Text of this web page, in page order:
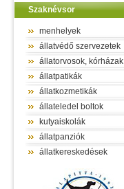
Szaknévsor
menhelyek
állatvédő szervezetek
állatorvosok, kórházak
állatpatikák
állatkozmetikák
állateledel boltok
kutyaiskolák
állatpanziók
állatkereskedések